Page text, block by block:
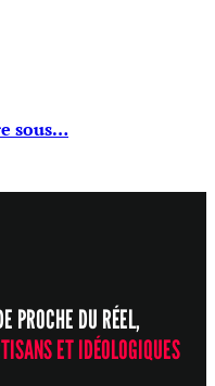
sous…
PROCHE DU RÉEL,
ET IDÉOLOGIQUES